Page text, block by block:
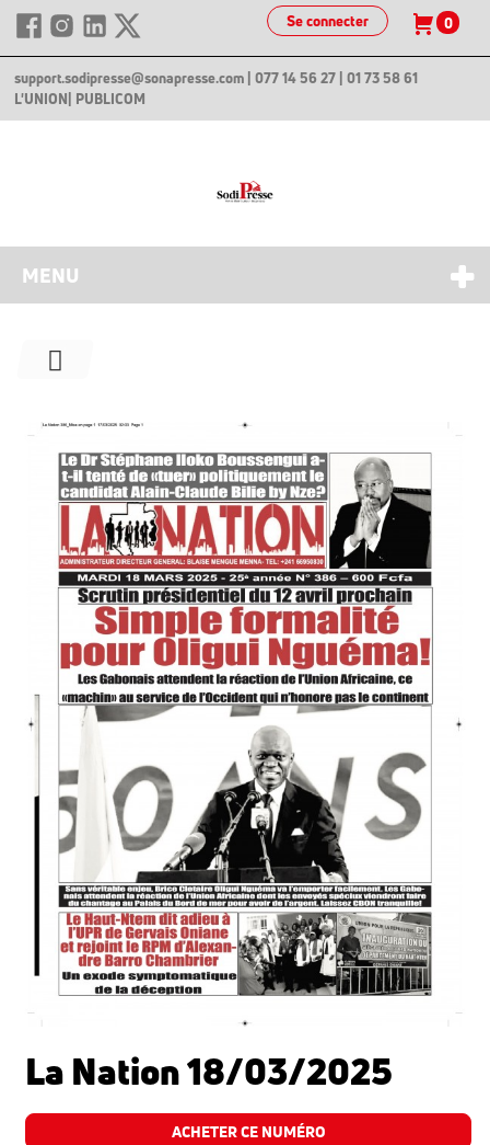
Se connecter 0
support.sodipresse@sonapresse.com | 077 14 56 27 | 01 73 58 61
L'UNION | PUBLICOM
MENU
La Nation 18/03/2025
ACHETER CE NUMÉRO